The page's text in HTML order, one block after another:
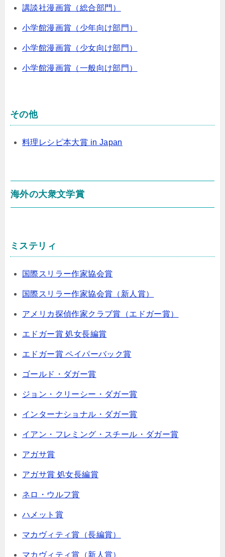
講談社漫画賞（総合部門）
小学館漫画賞（少年向け部門）
小学館漫画賞（少女向け部門）
小学館漫画賞（一般向け部門）
その他
料理レシピ本大賞 in Japan
海外の大衆文学賞
ミステリィ
国際スリラー作家協会賞
国際スリラー作家協会賞（新人賞）
アメリカ探偵作家クラブ賞（エドガー賞）
エドガー賞 処女長編賞
エドガー賞 ペイパーバック賞
ゴールド・ダガー賞
ジョン・クリーシー・ダガー賞
インターナショナル・ダガー賞
イアン・フレミング・スチール・ダガー賞
アガサ賞
アガサ賞 処女長編賞
ネロ・ウルフ賞
ハメット賞
マカヴィティ賞（長編賞）
マカヴィティ賞（新人賞）